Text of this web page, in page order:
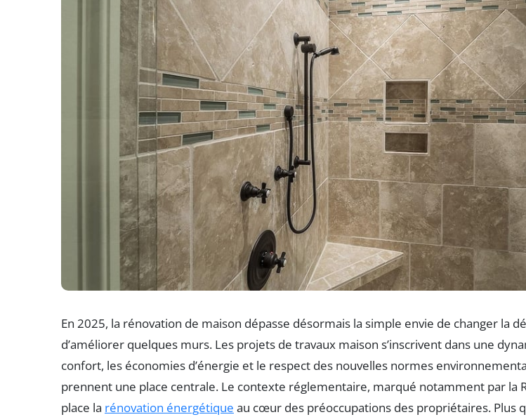
En 2025, la rénovation de maison dépasse désormais la simple envie de changer la
d’améliorer quelques murs. Les projets de travaux maison s’inscrivent dans une
confort, les économies d’énergie et le respect des nouvelles normes
prennent une place centrale. Le contexte réglementaire, marqué notamment par la
place la rénovation énergétique au cœur des préoccupations des propriétaires. Plus